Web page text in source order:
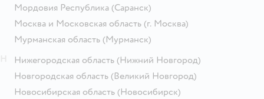
Мордовия Республика (Саранск)
Москва и Московская область (г. Москва)
Мурманская область (Мурманск)
Нижегородская область (Нижний Новгород)
Новгородская область (Великий Новгород)
Новосибирская область (Новосибирск)